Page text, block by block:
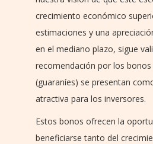
crecimiento económico
estimaciones y una
en el mediano plazo, sigue
recomendación por los
(guaraníes) se presentan
atractiva para los inversores.
Estos bonos ofrecen la
beneficiarse tanto del